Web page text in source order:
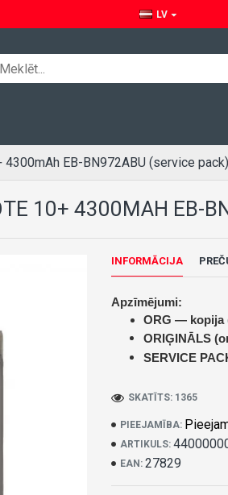
LV
EB-BN972ABU (service pack)
10+ 4300MAH EB-
INFORMĀCIJA
Apzīmējumi:
ORG — kopija
ORIĢINĀLS
SERVICE
PIEEJAMĪBA:
ARTIKULS:
EAN: 27829
SKATĪTS: 1365